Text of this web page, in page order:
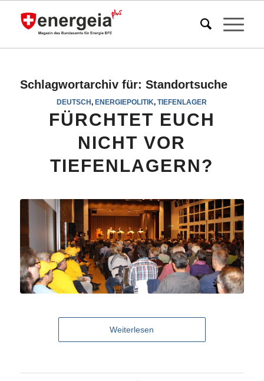
Schlagwortarchiv für: Standortsuche
DEUTSCH,ENERGIEPOLITIK,TIEFENLAGER
FÜRCHTET EUCH
NICHT VOR
TIEFENLAGERN?
Weiterlesen